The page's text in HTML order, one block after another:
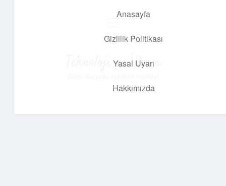
Anasayfa
Gizlilik Politikası
Yasal Uyarı
Hakkımızda
Teknoloji ve İlham